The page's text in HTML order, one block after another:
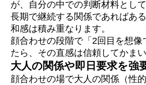
が、自分の中での判断材料として
長期で継続する関係であればあ
和感は積み重なります。
顔合わせの段階で「2回目を想像
たら、その直感は信頼してかまい
大人の関係や即日要求を強
顔合わせの場で大人の関係（性